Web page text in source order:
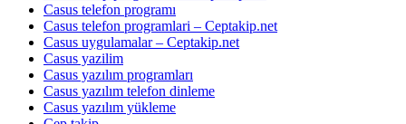
Casus telefon programı
Casus telefon programlari – Ceptakip.net
Casus uygulamalar – Ceptakip.net
Casus yazilim
Casus yazılım programları
Casus yazılım telefon dinleme
Casus yazılım yükleme